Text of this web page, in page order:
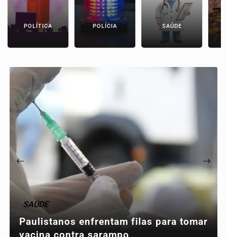
POLÍTICA POLÍCIA SAÚDE
SAÚDE
Paulistanos enfrentam filas para tomar
vacina contra sarampo